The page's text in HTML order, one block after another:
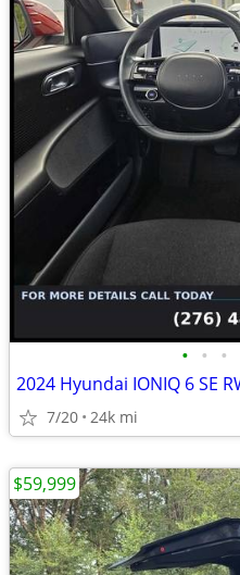
• • •
7/20 24k mi
$59,999